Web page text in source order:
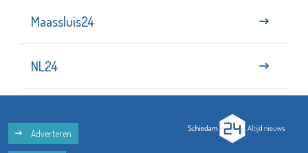
Maassluis24
NL24
Adverteren